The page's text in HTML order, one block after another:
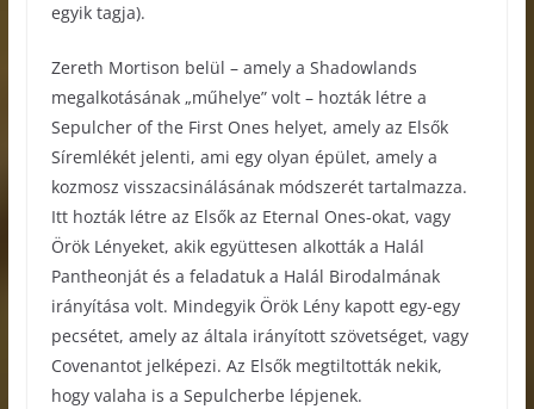
egyik tagja).
Zereth Mortison belül – amely a Shadowlands
megalkotásának „műhelye” volt – hozták létre a
Sepulcher of the First Ones helyet, amely az Elsők
Síremlékét jelenti, ami egy olyan épület, amely a
kozmosz visszacsinálásának módszerét tartalmazza.
Itt hozták létre az Elsők az Eternal Ones-okat, vagy
Örök Lényeket, akik együttesen alkották a Halál
Pantheonját és a feladatuk a Halál Birodalmának
irányítása volt. Mindegyik Örök Lény kapott egy-egy
pecsétet, amely az általa irányított szövetséget, vagy
Covenantot jelképezi. Az Elsők megtiltották nekik,
hogy valaha is a Sepulcherbe lépjenek.